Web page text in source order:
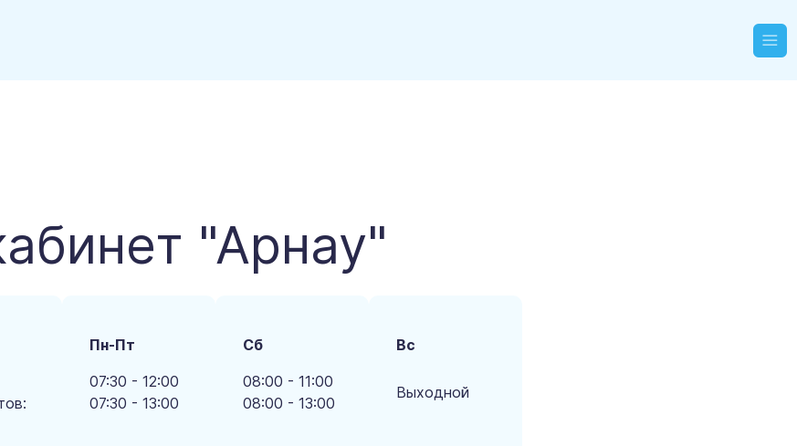
"Арнау"
Пн-Пт
07:30 - 12:00
07:30 - 13:00
Сб
08:00 - 11:00
08:00 - 13:00
Вс
Выходной